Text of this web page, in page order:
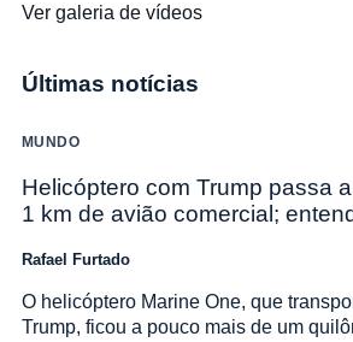
Ver galeria de vídeos
Últimas notícias
MUNDO
Helicóptero com Trump passa
1 km de avião comercial;
Rafael Furtado
O helicóptero Marine One, que
Trump, ficou a pouco mais de um